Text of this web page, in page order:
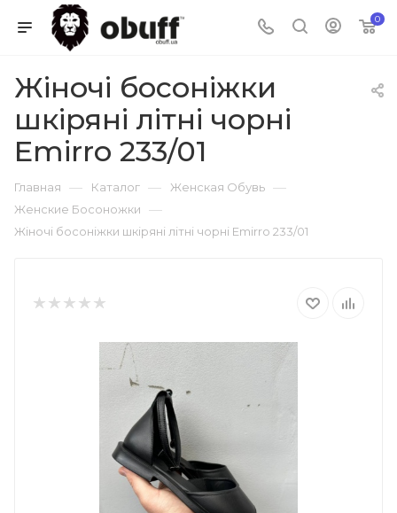
0
Жіночі босоніжки
шкіряні літні чорні
Emirro 233/01
Главная — Каталог — Женская Обувь —
Женские Босоножки —
Жіночі босоніжки шкіряні літні чорні Emirro 233/01